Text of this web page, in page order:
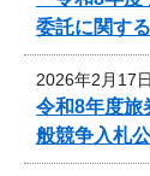
委託に関す
2026年2月17
令和8年度旅
般競争入札